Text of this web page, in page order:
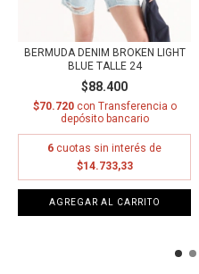
BERMUDA DENIM BROKEN LIGHT
BLUE TALLE 24
$88.400
$70.720 con Transferencia o
depósito bancario
6 cuotas sin interés de
$14.733,33
AGREGAR AL CARRITO